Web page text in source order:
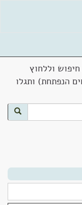
וללחוץ
הנפתחת) ותגלו